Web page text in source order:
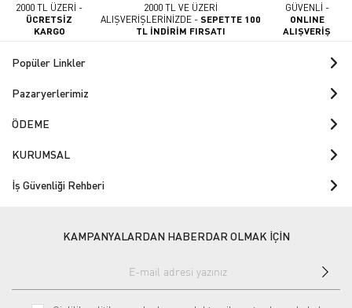
2000 TL ÜZERİ -
ÜCRETSİZ
KARGO
2000 TL VE ÜZERİ
ALIŞVERİŞLERİNİZDE -SEPETTE 100
TL İNDİRİM FIRSATI
GÜVENLİ -
ONLINE
ALIŞVERİŞ
Popüler Linkler
Pazaryerlerimiz
ÖDEME
KURUMSAL
İş Güvenliği Rehberi
KAMPANYALARDAN HABERDAR OLMAK İÇİN